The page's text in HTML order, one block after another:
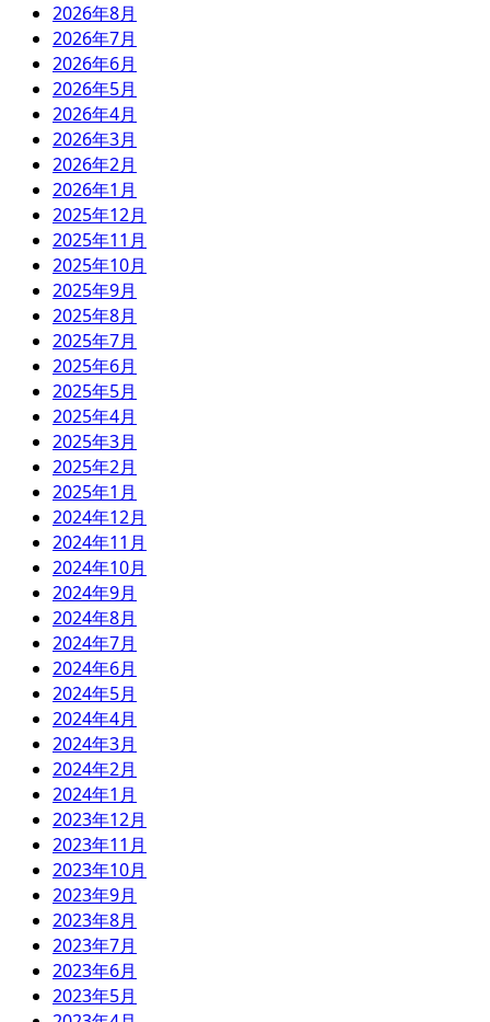
2026年8月
2026年7月
2026年6月
2026年5月
2026年4月
2026年3月
2026年2月
2026年1月
2025年12月
2025年11月
2025年10月
2025年9月
2025年8月
2025年7月
2025年6月
2025年5月
2025年4月
2025年3月
2025年2月
2025年1月
2024年12月
2024年11月
2024年10月
2024年9月
2024年8月
2024年7月
2024年6月
2024年5月
2024年4月
2024年3月
2024年2月
2024年1月
2023年12月
2023年11月
2023年10月
2023年9月
2023年8月
2023年7月
2023年6月
2023年5月